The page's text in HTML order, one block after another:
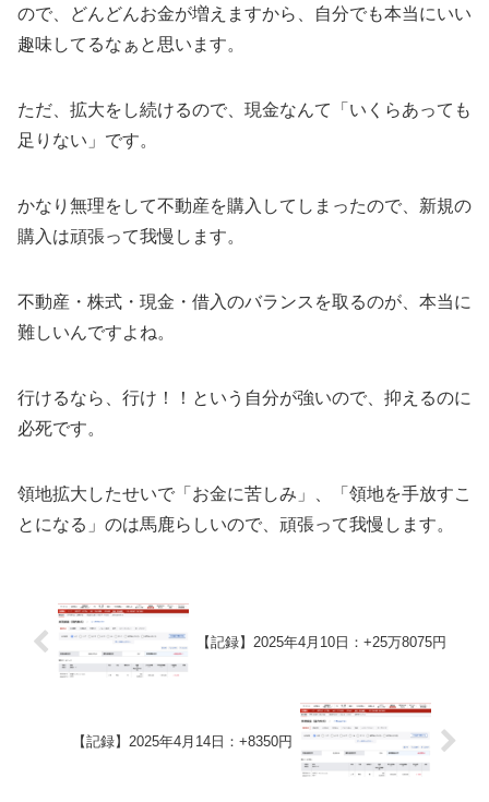
ので、どんどんお金が増えますから、自分でも本当にいい
趣味してるなぁと思います。
ただ、拡大をし続けるので、現金なんて「いくらあっても
足りない」です。
かなり無理をして不動産を購入してしまったので、新規の
購入は頑張って我慢します。
不動産・株式・現金・借入のバランスを取るのが、本当に
難しいんですよね。
行けるなら、行け！！という自分が強いので、抑えるのに
必死です。
領地拡大したせいで「お金に苦しみ」、「領地を手放すこ
とになる」のは馬鹿らしいので、頑張って我慢します。
【記録】2025年4月10日：+25万8075円
【記録】2025年4月14日：+8350円